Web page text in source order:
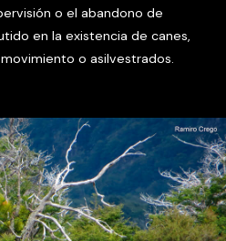
o el abandono de
en la existencia de canes,
o asilvestrados.